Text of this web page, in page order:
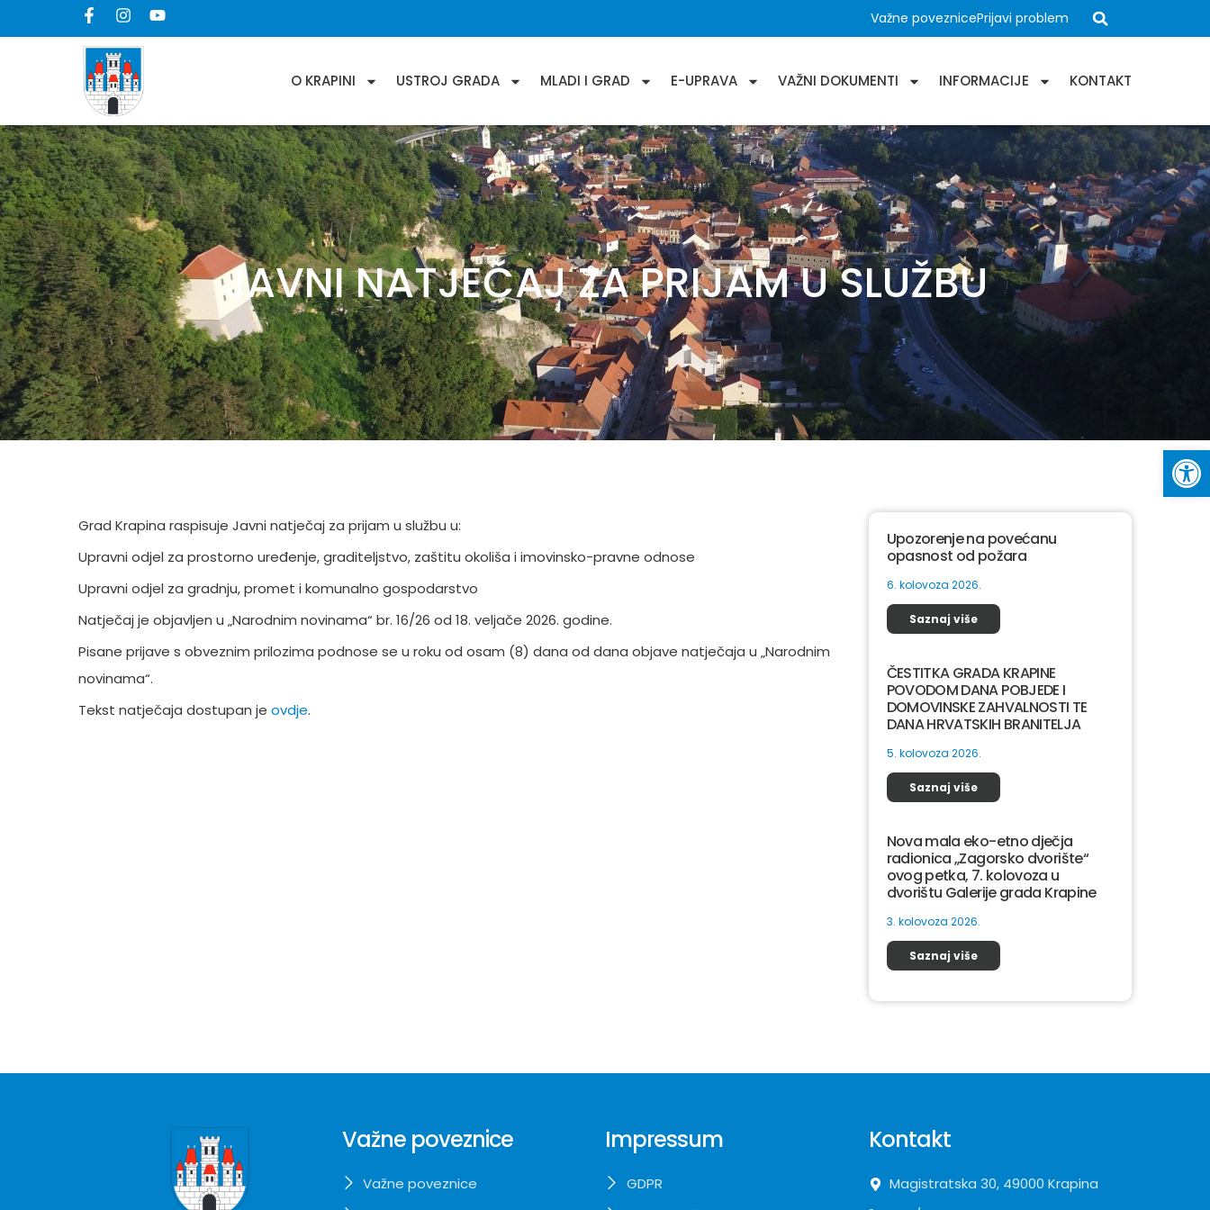
Važne poveznicePrijavi problem
O KRAPINI USTROJ GRADA MLADI I GRAD E-UPRAVA VAŽNI DOKUMENTI INFORMACIJE KONTAKT
JAVNI NATJEČAJ ZA PRIJAM U SLUŽBU
Grad Krapina raspisuje Javni natječaj za prijam u službu u:
Upravni odjel za prostorno uređenje, graditeljstvo, zaštitu okoliša i imovinsko-pravne odnose
Upravni odjel za gradnju, promet i komunalno gospodarstvo
Natječaj je objavljen u „Narodnim novinama“ br. 16/26 od 18. veljače 2026. godine.
Pisane prijave s obveznim prilozima podnose se u roku od osam (8) dana od dana objave natječaja u „Narodnim
novinama“.
Tekst natječaja dostupan je ovdje.
Upozorenje na povećanu
opasnost od požara
6. kolovoza 2026.
Saznaj više
ČESTITKA GRADA KRAPINE
POVODOM DANA POBJEDE I
DOMOVINSKE ZAHVALNOSTI TE
DANA HRVATSKIH BRANITELJA
5. kolovoza 2026.
Saznaj više
Nova mala eko-etno dječja
radionica „Zagorsko dvorište“
ovog petka, 7. kolovoza u
dvorištu Galerije grada Krapine
3. kolovoza 2026.
Saznaj više
Važne poveznice
Važne poveznice
Impressum
GDPR
Kontakt
Magistratska 30, 49000 Krapina